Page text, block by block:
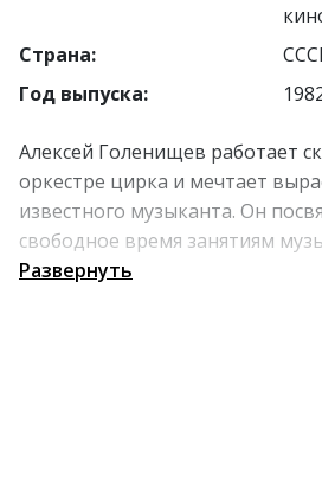
Страна:
Год выпуска:
Алексей Голенищев работает
оркестре цирка и мечтает
известного музыканта. Он
свободное время занятиям
Однако тёща считает его
Развернуть